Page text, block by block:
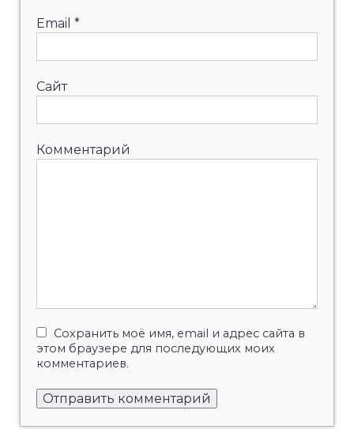
Email *
Сайт
Комментарий
Сохранить моё имя, email и адрес сайта в
этом браузере для последующих моих
комментариев.